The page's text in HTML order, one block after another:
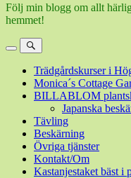
Följ min blogg om allt
hemmet!
MenySök
Trädgårdskurser i
Monica´s Cottage
BILLABLOM
Japanska
Tävling
Beskärning
Övriga tjänster
Kontakt/Om
Kastanjestaket bäst i